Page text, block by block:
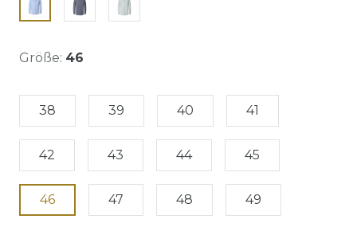
Größe: 46
38 39 40 41
42 43 44 45
46 47 48 49